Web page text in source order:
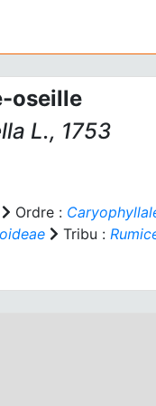
oseille
L., 1753
Ordre :
Tribu :